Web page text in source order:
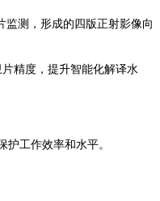
监测，形成的四版正射影像向
精度，提升智能化解译水
工作效率和水平。